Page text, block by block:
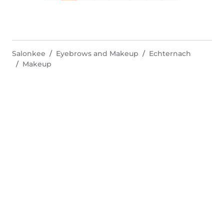
Salonkee Eyebrows and Makeup
Echternach
Makeup